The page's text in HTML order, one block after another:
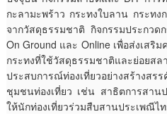
กะลามะพร้าว กระทงใบลาน กระท
จากวัสดุธรรมชาติ กิจกรรมประกวด
On Ground และ Online เพื่อส่งเสริ
กระทงที่ใช้วัสดุธรรมชาติและย่อยส
ประสบการณ์ท่องเที่ยวอย่างสร้างสร
ชุมชนท่องเที่ยว เช่น สาธิตการสาน
ให้นักท่องเที่ยวร่วมสืบสานประเพณีไ